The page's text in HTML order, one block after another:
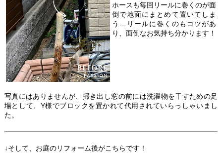
ホースも毎回リールに巻くのが面
倒で地面にまとめて置いてしま
う…リールに巻くのもコツがあ
り、面倒なお気持ち分かります！
写真にはありませんが、掃き出し窓の前には洗濯物を干すための足
場として、Y様でブロックを置かれて代用されていらっしゃいまし
た。
↓そして、お庭のリフォーム後がこちらです！